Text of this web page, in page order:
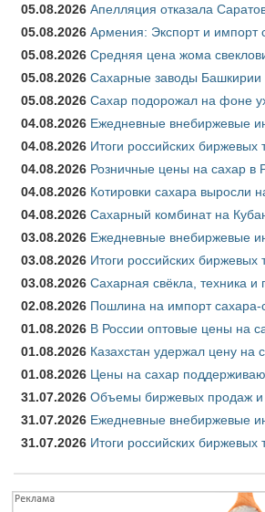
05.08.2026 Апелляция отказала
05.08.2026 Армения: Экспорт и импорт
05.08.2026 Средняя цена жома
05.08.2026 Сахарные заводы Башкирии
05.08.2026 Сахар подорожал на фоне
04.08.2026 Ежедневные внебиржевые
04.08.2026 Итоги российских биржевых
04.08.2026 Розничные цены на сахар в
04.08.2026 Котировки сахара выросли
04.08.2026 Сахарный комбинат на
03.08.2026 Ежедневные внебиржевые
03.08.2026 Итоги российских биржевых
03.08.2026 Сахарная свёкла, техника
02.08.2026 Пошлина на импорт сахара-
01.08.2026 В России оптовые цены на
01.08.2026 Казахстан удержал цену на
01.08.2026 Цены на сахар
31.07.2026 Объемы биржевых продаж и
31.07.2026 Ежедневные внебиржевые
31.07.2026 Итоги российских